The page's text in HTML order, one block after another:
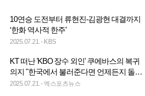
10연승 도전부터 류현진-김광현 대결까지
‘한화 역사적 한주’
2025.07.21. KBS
KT 떠난 'KBO 장수 외인' 쿠에바스의 복귀
의지 "한국에서 불러준다면 언제든지 돌아
온다"
2025.07.21. 엑스포츠뉴스